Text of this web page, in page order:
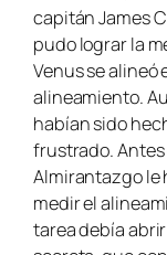
capitán James
pudo lograr la
Venus se alineó
alineamiento.
habían sido
frustrado. Antes
Almirantazgo le
medir el
tarea debía